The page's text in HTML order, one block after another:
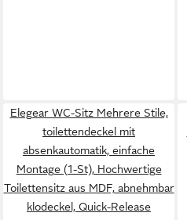
Elegear WC-Sitz Mehrere Stile,
toilettendeckel mit
absenkautomatik, einfache
Montage (1-St), Hochwertige
Toilettensitz aus MDF, abnehmbar
klodeckel, Quick-Release